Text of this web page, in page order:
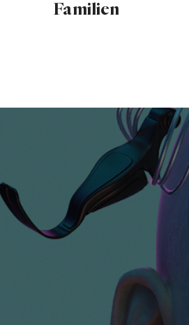
Familien